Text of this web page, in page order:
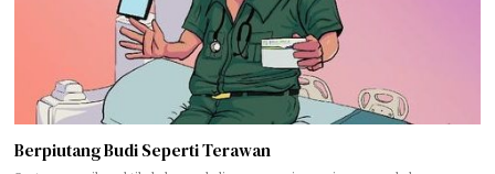
Berpiutang Budi Seperti Terawan